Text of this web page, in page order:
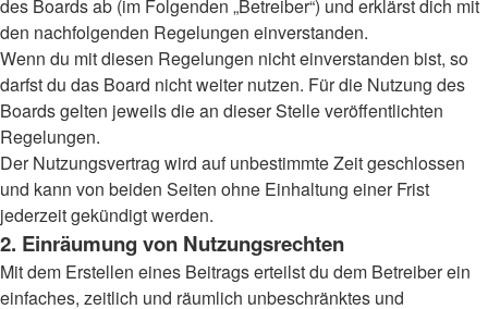
des Boards ab (im Folgenden „Betreiber“) und erklärst dich mit
den nachfolgenden Regelungen einverstanden.
Wenn du mit diesen Regelungen nicht einverstanden bist, so
darfst du das Board nicht weiter nutzen. Für die Nutzung des
Boards gelten jeweils die an dieser Stelle veröffentlichten
Regelungen.
Der Nutzungsvertrag wird auf unbestimmte Zeit geschlossen
und kann von beiden Seiten ohne Einhaltung einer Frist
jederzeit gekündigt werden.
2. Einräumung von Nutzungsrechten
Mit dem Erstellen eines Beitrags erteilst du dem Betreiber ein
einfaches, zeitlich und räumlich unbeschränktes und